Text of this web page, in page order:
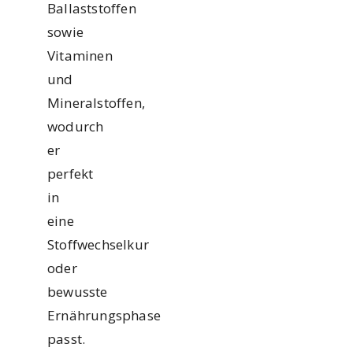
Ballaststoffen
sowie
Vitaminen
und
Mineralstoffen,
wodurch
er
perfekt
in
eine
Stoffwechselkur
oder
bewusste
Ernährungsphase
passt.